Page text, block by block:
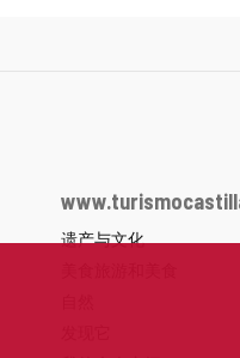
遗产与文化